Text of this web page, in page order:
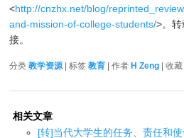
<http://cnzhx.net/blog/
and-mission-of-college-students/>。
接。
分类教学资源| 标签教育 | 作者 H Zeng | 收藏
相关文章
[转]当代大学生的任务、责任和使